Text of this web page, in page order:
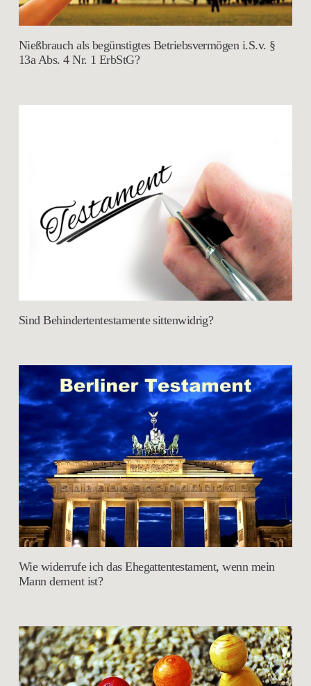
Nießbrauch als begünstigtes Betriebsvermögen i.S.v. §
13a Abs. 4 Nr. 1 ErbStG?
Sind Behindertentestamente sittenwidrig?
Wie widerrufe ich das Ehegattentestament, wenn mein
Mann dement ist?